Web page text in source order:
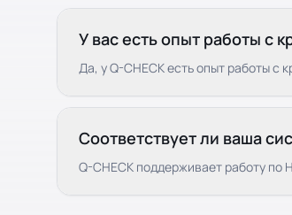
У вас есть опыт работы с
Да, у Q-CHECK есть опыт работы
Соответствует ли ваша
Q-CHECK поддерживает работу по